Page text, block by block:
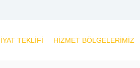
TEKLIFI HIZMET BÖLGELERIMIZ